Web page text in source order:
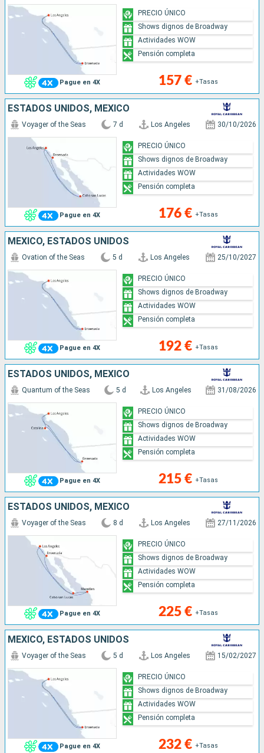
Pague en 4X 157 € +Tasas
PRECIO ÚNICO
Shows dignos de Broadway
Actividades WOW
Pensión completa
ESTADOS UNIDOS, MÉXICO
Pague en 4X
Voyager of the Seas 7 d Los Angeles 30/10/2026
176 € +Tasas
PRECIO ÚNICO
Shows dignos de Broadway
Actividades WOW
Pensión completa
MÉXICO, ESTADOS UNIDOS
Pague en 4X
Ovation of the Seas 5 d Los Angeles 25/10/2027
192 € +Tasas
PRECIO ÚNICO
Shows dignos de Broadway
Actividades WOW
Pensión completa
ESTADOS UNIDOS, MÉXICO
Pague en 4X
Quantum of the Seas 5 d Los Angeles 31/08/2026
215 € +Tasas
PRECIO ÚNICO
Shows dignos de Broadway
Actividades WOW
Pensión completa
ESTADOS UNIDOS, MÉXICO
Pague en 4X
Voyager of the Seas 8 d Los Angeles 27/11/2026
225 € +Tasas
PRECIO ÚNICO
Shows dignos de Broadway
Actividades WOW
Pensión completa
MÉXICO, ESTADOS UNIDOS
Pague en 4X
Voyager of the Seas 5 d Los Angeles 15/02/2027
232 € +Tasas
PRECIO ÚNICO
Shows dignos de Broadway
Actividades WOW
Pensión completa